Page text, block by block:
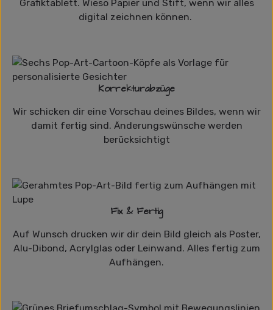
Grafiktablett. Wieso Papier und Stift, wenn wir alles
digital zeichnen können.
Korrekturabzüge
Wir schicken dir eine Vorschau deines Bildes, wenn wir
damit fertig sind. Änderungswünsche werden
berücksichtigt
Fix & Fertig
Auf Wunsch drucken wir dir dein Bild gleich als Poster,
Alu-Dibond, Acrylglas oder Leinwand. Alles fertig zum
Aufhängen.